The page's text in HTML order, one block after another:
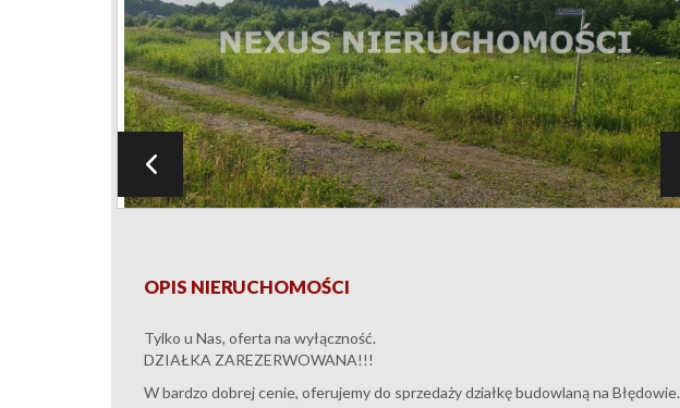
OPIS NIERUCHOMOŚCI
Tylko u Nas, oferta na wyłączność.
DZIAŁKA ZAREZERWOWANA!!!
W bardzo dobrej cenie, oferujemy do sprzedaży działkę budowlaną na Błędowie.